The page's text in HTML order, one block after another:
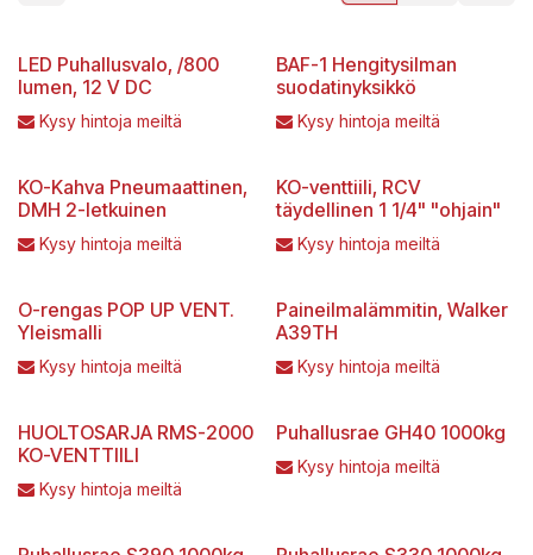
LED Puhallusvalo, /800
lumen, 12 V DC
Kysy hintoja meiltä
BAF-1 Hengitysilman
suodatinyksikkö
Kysy hintoja meiltä
KO-Kahva Pneumaattinen,
DMH 2-letkuinen
Kysy hintoja meiltä
KO-venttiili, RCV
täydellinen 1 1/4" "ohjain"
Kysy hintoja meiltä
O-rengas POP UP VENT.
Yleismalli
Kysy hintoja meiltä
Paineilmalämmitin, Walker
A39TH
Kysy hintoja meiltä
HUOLTOSARJA RMS-2000
KO-VENTTIILI
Kysy hintoja meiltä
Puhallusrae GH40 1000kg
Kysy hintoja meiltä